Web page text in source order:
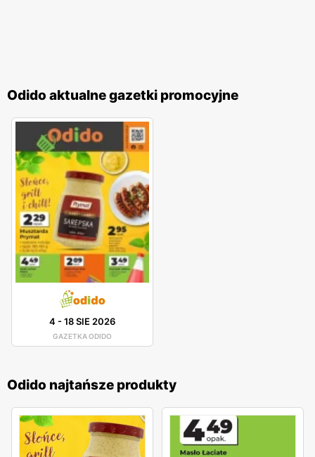
Odido aktualne gazetki promocyjne
4 -18 SIE 2026
GAZETKA ODIDO
Odido najtańsze produkty